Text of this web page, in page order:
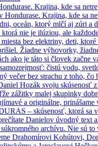
Krajina, kde sa netre